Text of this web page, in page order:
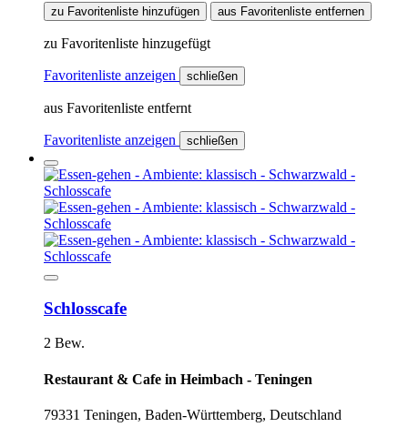
zu Favoritenliste hinzufügen aus Favoritenliste entfernen
zu Favoritenliste hinzugefügt
Favoritenliste anzeigen schließen
aus Favoritenliste entfernt
Favoritenliste anzeigen schließen
Schlosscafe
2 Bew.
Restaurant & Cafe in Heimbach - Teningen
79331 Teningen, Baden-Württemberg, Deutschland